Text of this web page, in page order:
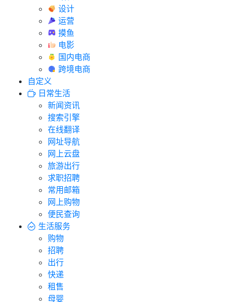
设计
运营
摸鱼
电影
国内电商
跨境电商
自定义
日常生活
新闻资讯
搜索引擎
在线翻译
网址导航
网上云盘
旅游出行
求职招聘
常用邮箱
网上购物
便民查询
生活服务
购物
招聘
出行
快递
租售
母婴